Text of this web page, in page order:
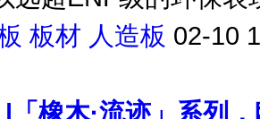
远超ENF级的环保表
板材 人造板